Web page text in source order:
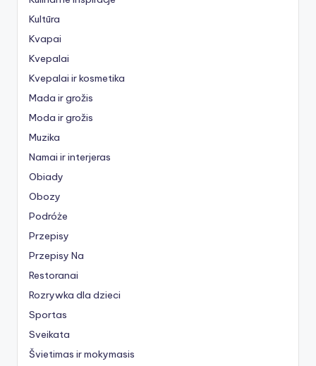
Kultūra
Kvapai
Kvepalai
Kvepalai ir kosmetika
Mada ir grožis
Moda ir grožis
Muzika
Namai ir interjeras
Obiady
Obozy
Podróże
Przepisy
Przepisy Na
Restoranai
Rozrywka dla dzieci
Sportas
Sveikata
Švietimas ir mokymasis